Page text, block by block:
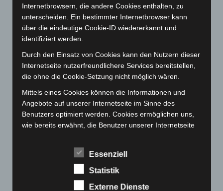
Februar 2023(154)
Januar 2023(140)
Dezember 2022
(130)
November 2022
Oktober 2022(166)
September 2022(205)
August 2022(166)
Juli 2022
Juni 2022(167)
(189)
Internetbrowsern, die andere Cookies enthalten, zu
unterscheiden. Ein bestimmter Internetbrowser kann
über die eindeutige Cookie-ID wiedererkannt und
identifiziert werden.
Durch den Einsatz von Cookies kann den Nutzern dieser
Internetseite nutzerfreundlichere Services bereitstellen,
die ohne die Cookie-Setzung nicht möglich wären.
Mittels eines Cookies können die Informationen und
Angebote auf unserer Internetseite im Sinne des
Benutzers optimiert werden. Cookies ermöglichen uns,
wie bereits erwähnt, die Benutzer unserer Internetseite
es, den Nutzern die Verwendung unserer Internetseite
zu erleichtern. Der Benutzer einer Internetseite, die
Cookies verwendet, muss beispielsweise nicht bei jedem
Besuch der Internetseite erneut seine Zugangsdaten
Essenziell
Statistik
Externe Dienste